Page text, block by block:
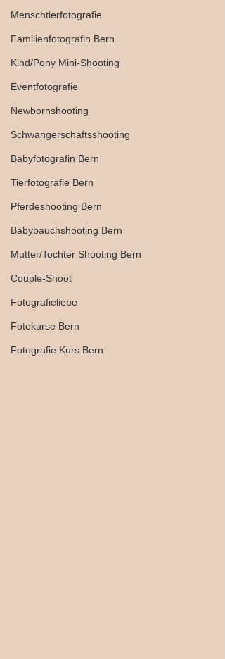
Menschtierfotografie
Familienfotografin Bern
Kind/Pony Mini-Shooting
Eventfotografie
Newbornshooting
Schwangerschaftsshooting
Babyfotografin Bern
Tierfotografie Bern
Pferdeshooting Bern
Babybauchshooting Bern
Mutter/Tochter Shooting Bern
Couple-Shoot
Fotografieliebe
Fotokurse Bern
Fotografie Kurs Bern